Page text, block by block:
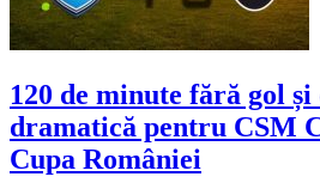
120 de minute fără gol
dramatică pentru CSM
Cupa României